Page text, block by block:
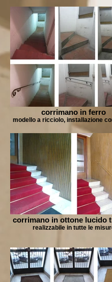
corrimano in ferro
modello a ricciolo, installazione
corrimano in ottone lucido
realizzabile in tutte le